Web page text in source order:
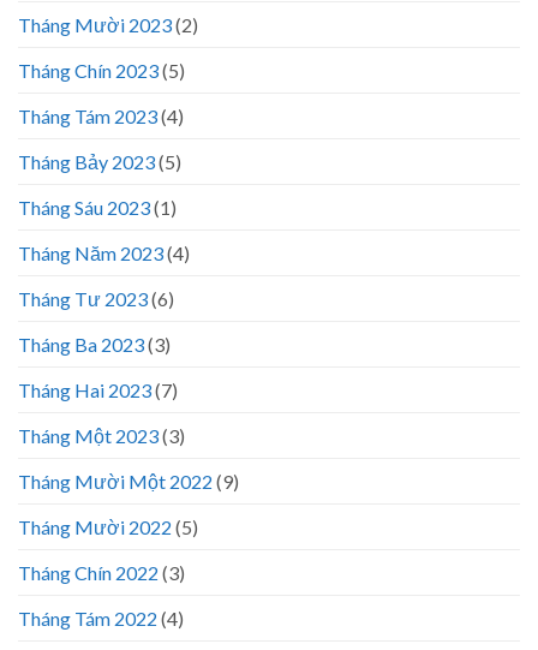
Tháng Mười 2023(2)
Tháng Chín 2023(5)
Tháng Tám 2023(4)
Tháng Bảy 2023(5)
Tháng Sáu 2023(1)
Tháng Năm 2023(4)
Tháng Tư 2023(6)
Tháng Ba 2023(3)
Tháng Hai 2023(7)
Tháng Một 2023(3)
Tháng Mười Một 2022 (9)
Tháng Mười 2022 (5)
Tháng Chín 2022 (3)
Tháng Tám 2022 (4)